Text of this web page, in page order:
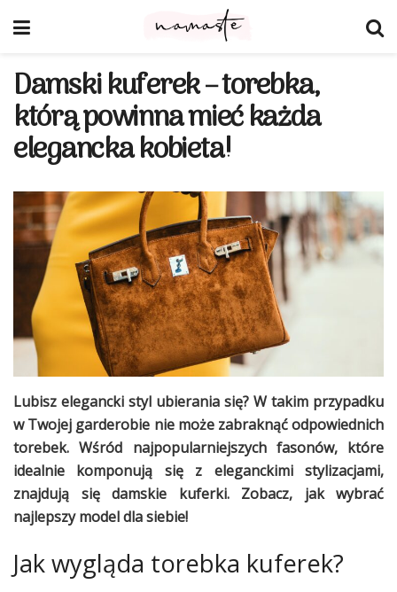
Damski kuferek – torebka,
którą powinna mieć każda
elegancka kobieta!
Lubisz elegancki styl ubierania się? W takim przypadku
w Twojej garderobie nie może zabraknąć odpowiednich
torebek. Wśród najpopularniejszych fasonów, które
idealnie komponują się z eleganckimi stylizacjami,
znajdują się damskie kuferki. Zobacz, jak wybrać
najlepszy model dla siebie!
Jak wygląda torebka kuferek?